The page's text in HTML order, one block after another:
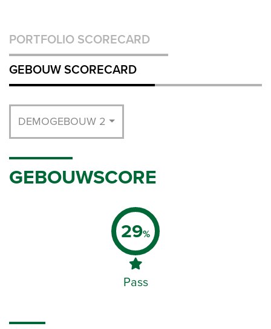
PORTFOLIO SCORECARD
GEBOUW SCORECARD
DEMOGEBOUW 2
GEBOUWSCORE
29%
Pass